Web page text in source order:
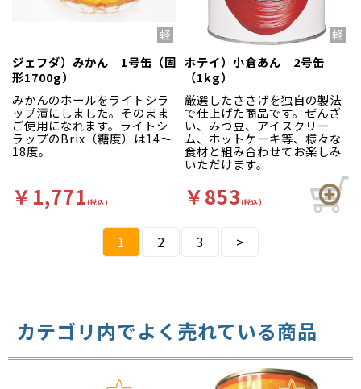
ジェフダ）みかん 1号缶（固
形1700g）
みかんのホールをライトシラ
ップ漬にしました。そのまま
ご使用になれます。ライトシ
ラップのBrix（糖度）は14～
18度。
￥1,771(税込)
ホテイ）小倉あん 2号缶
（1kg）
厳選したささげを独自の製法
で仕上げた商品です。ぜんざ
い、みつ豆、アイスクリー
ム、ホットケーキ等、様々な
食材と組み合わせてお楽しみ
いただけます。
￥853(税込)
1 2 3 >
カテゴリ内でよく売れている商品